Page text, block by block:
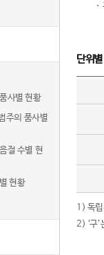
사별 현황
주의 품사별
절 수별 현
현황
단위
1) 독립
2) ‘구